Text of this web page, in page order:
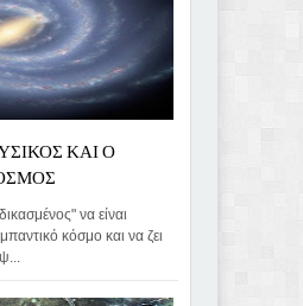
ΚΑΙ Ο
να είναι
κόσμο και να ζει